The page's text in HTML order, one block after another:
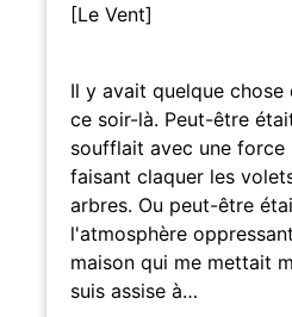
[Le Vent]
Il y avait quelque
ce soir-là. Peut-être
soufflait avec une force
faisant claquer les
arbres. Ou peut-être
l'atmosphère
maison qui me mettait
suis assise à…